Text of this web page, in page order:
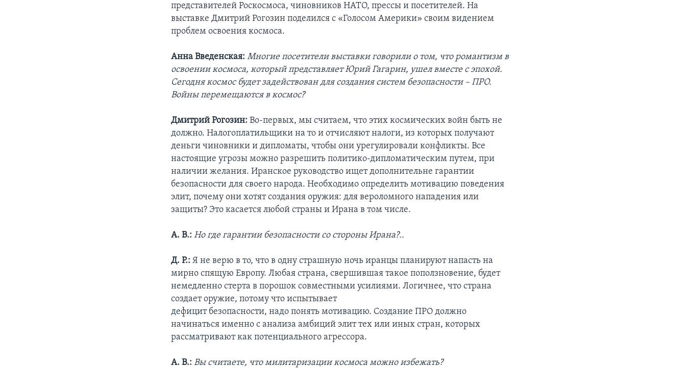
представителей Роскосмоса, чиновников НАТО, прессы и посетителей. На
выставке Дмитрий Рогозин поделился с «Голосом Америки» своим видением
проблем освоения космоса.
Анна Введенская:Многие посетители выставки говорили о том, что романтизм в
освоении космоса, который представляет Юрий Гагарин, ушел вместе с эпохой.
Сегодня космос будет задействован для создания систем безопасности – ПРО.
Войны перемещаются в космос?
Дмитрий Рогозин: Во-первых, мы считаем, что этих космических войн быть не
должно. Налогоплатильщики на то и отчисляют налоги, из которых получают
деньги чиновники и дипломаты, чтобы они урегулировали конфликты. Все
настоящие угрозы можно разрешить политико-дипломатическим путем, при
наличии желания. Иранское руководство ищет дополнительне гарантии
безопасности для своего народа. Необходимо определить мотивацию поведения
элит, почему они хотят создания оружия: для вероломного нападения или
защиты? Это касается любой страны и Ирана в том числе.
А. В.: Но где гарантии безопасности со стороны Ирана?..
Д. Р.:Я не верю в то, что в одну страшную ночь иранцы планируют напасть на
мирно спящую Европу. Любая страна, свершившая такое поползновение, будет
немедленно стерта в порошок совместными усилиями. Логичнее, что страна
создает оружие, потому что испытывает
дефицит безопасности, надо понять мотивацию. Создание ПРО должно
начинаться именно с анализа амбиций элит тех или иных стран, которых
рассматривают как потенциального агрессора.
А. В.:Вы считаете, что милитаризации космоса можно избежать?